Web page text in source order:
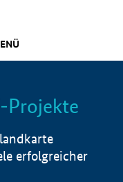
Info
Projekte
erfolgreicher